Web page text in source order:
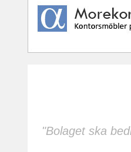
"Bolaget ska